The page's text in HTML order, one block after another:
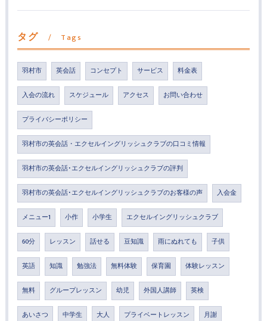
タグ Tags
羽村市 英会話 コンセプト サービス 料金表
入会の流れ スケジュール アクセス お問い合わせ
プライバシーポリシー
羽村市の英会話・エクセルイングリッシュクラブの口コミ情報
羽村市の英会話･エクセルイングリッシュクラブの評判
羽村市の英会話･エクセルイングリッシュクラブのお客様の声 入会金
メニュー1 小作 小学生 エクセルイングリッシュクラブ
60分 レッスン 話せる 豆知識 雨にぬれても 子供
英語 知識 勉強法 無料体験 保育園 体験レッスン
無料 グループレッスン 幼児 外国人講師 英検
あいさつ 中学生 大人 プライベートレッスン 月謝